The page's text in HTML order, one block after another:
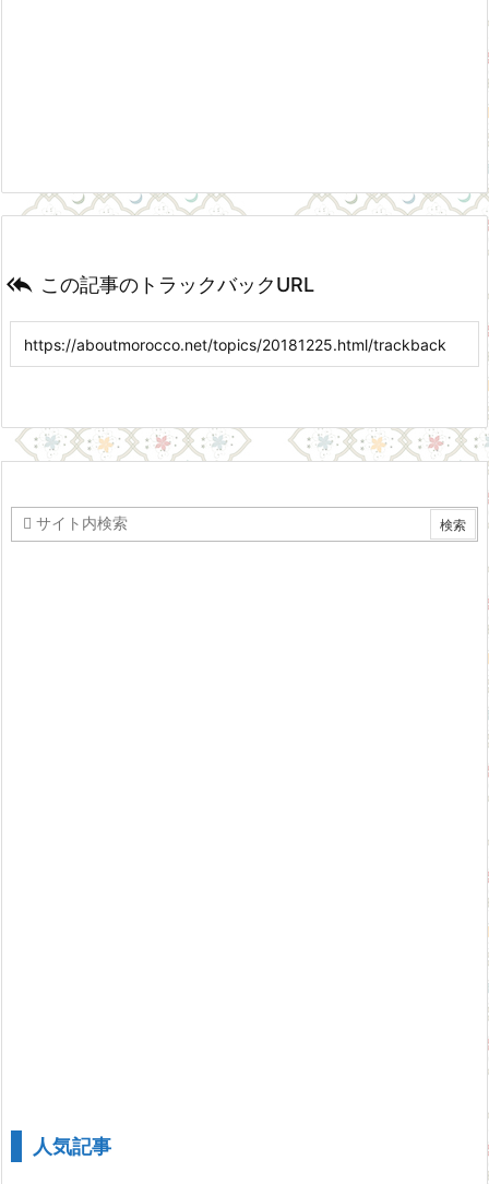
 この記事のトラックバックURL
人気記事